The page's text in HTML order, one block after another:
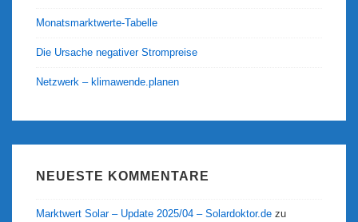
Monatsmarktwerte-Tabelle
Die Ursache negativer Strompreise
Netzwerk – klimawende.planen
NEUESTE KOMMENTARE
Marktwert Solar – Update 2025/04 – Solardoktor.de zu